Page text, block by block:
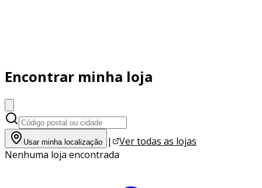
Encontrar minha loja
Usar minha localização |
Ver todas as lojas
Nenhuma loja encontrada